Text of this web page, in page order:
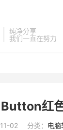
纯净分享
我们一直在努力
红
02 分类： 电脑